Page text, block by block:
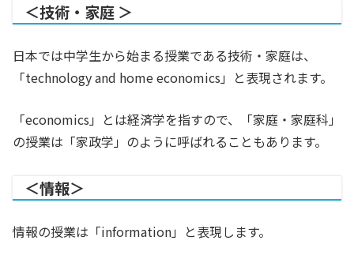
＜技術・家庭 ＞
日本では中学生から始まる授業である技術・家庭は、
「technology and home economics」と表現されます。
「economics」とは経済学を指すので、「家庭・家庭科」
の授業は「家政学」のように呼ばれることもあります。
＜情報＞
情報の授業は「information」と表現します。